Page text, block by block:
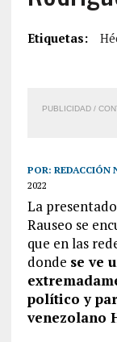
Etiquetas:
PUBLICIDAD /
POR: REDACCIÓN
2022
La
Rauseo se
que en las
donde se ve
político y
venezolano